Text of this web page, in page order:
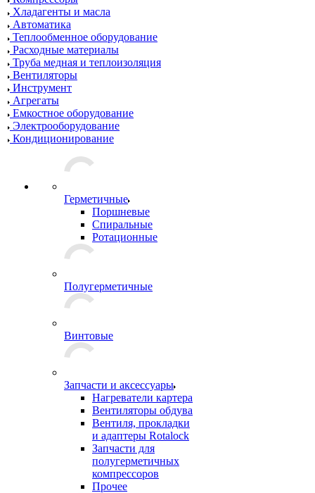
Хладагенты и масла
Автоматика
Теплообменное оборудование
Расходные материалы
Труба медная и теплоизоляция
Вентиляторы
Инструмент
Агрегаты
Емкостное оборудование
Электрооборудование
Кондиционирование
Герметичные
Поршневые
Спиральные
Ротационные
Полугерметичные
Винтовые
Запчасти и аксессуары
Нагреватели картера
Вентиляторы обдува
Вентиля, прокладки
и адаптеры Rotalock
Запчасти для
полугерметичных
компрессоров
Прочее